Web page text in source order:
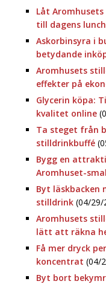
Låt
till dagens lunch
Askorbinsyra i
betydande
Aromhusets
effekter på
Glycerin köpa:
kvalitet online
Ta steget från
stilldrinkbuffé
Bygg en
Aromhuset-
Byt läskbacken
stilldrink (04/29/
Aromhusets
lätt att räkna
Få mer dryck
koncentrat (04/
Byt bort